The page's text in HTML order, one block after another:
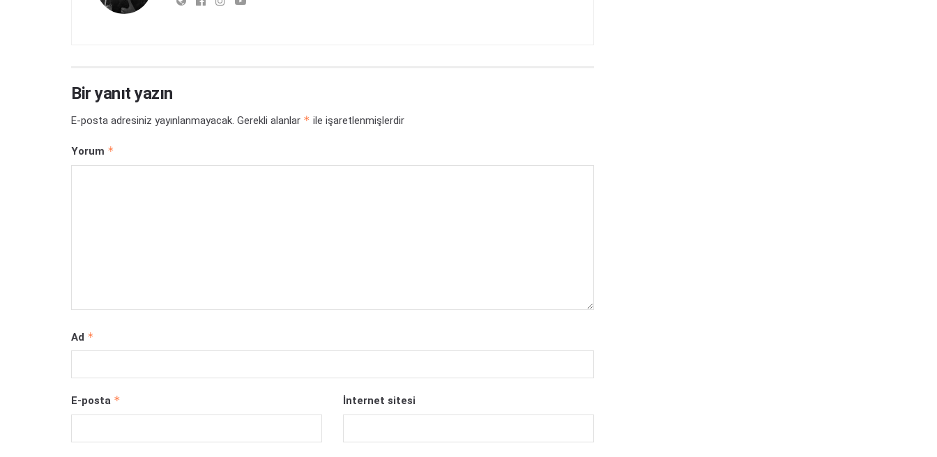
Bir yanıt yazın
E-posta adresiniz yayınlanmayacak. Gerekli alanlar * ile işaretlenmişlerdir
Yorum *
Ad *
E-posta * İnternet sitesi